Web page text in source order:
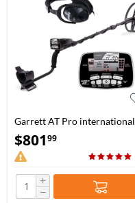
Garrett AT Pro international
$80199
+
−